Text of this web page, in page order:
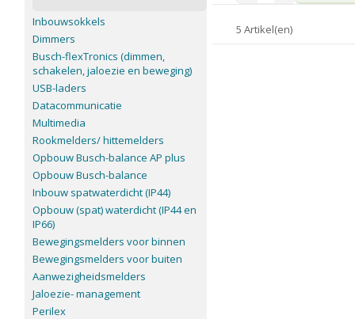
5 Artikel(en)
Inbouwsokkels
Dimmers
Busch-flexTronics (dimmen,
schakelen, jaloezie en beweging)
USB-laders
Datacommunicatie
Multimedia
Rookmelders/ hittemelders
Opbouw Busch-balance AP plus
Opbouw Busch-balance
Inbouw spatwaterdicht (IP44)
Opbouw (spat) waterdicht (IP44 en
IP66)
Bewegingsmelders voor binnen
Bewegingsmelders voor buiten
Aanwezigheidsmelders
Jaloezie- management
Perilex